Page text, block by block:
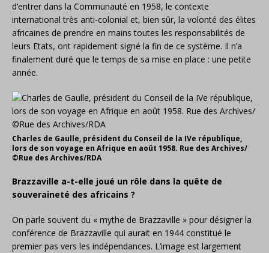
d’entrer dans la Communauté en 1958, le contexte
international très anti-colonial et, bien sûr, la volonté des élites
africaines de prendre en mains toutes les responsabilités de
leurs Etats, ont rapidement signé la fin de ce système. Il n’a
finalement duré que le temps de sa mise en place : une petite
année.
Charles de Gaulle, président du Conseil de la IVe république,
lors de son voyage en Afrique en août 1958. Rue des Archives/
©Rue des Archives/RDA
Brazzaville a-t-elle joué un rôle dans la quête de
souveraineté des africains ?
On parle souvent du « mythe de Brazzaville » pour désigner la
conférence de Brazzaville qui aurait en 1944 constitué le
premier pas vers les indépendances. L’image est largement